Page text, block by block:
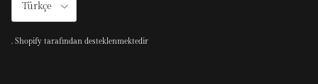
Türkçe
Shopify tarafından desteklenmektedir